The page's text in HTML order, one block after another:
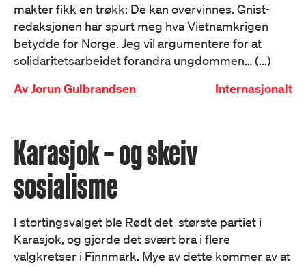
makter fikk en trøkk: De kan overvinnes. Gnist-
redaksjonen har spurt meg hva Vietnamkrigen
betydde for Norge. Jeg vil argumentere for at
solidaritetsarbeidet forandra ungdommen… (...)
AvJorun Gulbrandsen Internasjonalt
Karasjok – og skeiv
sosialisme
I stortingsvalget ble Rødt det største partiet i
Karasjok, og gjorde det svært bra i flere
valgkretser i Finnmark. Mye av dette kommer av at